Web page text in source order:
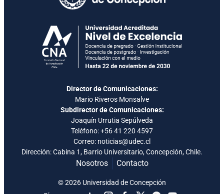
Director de Comunicaciones:
Mario Riveros Monsalve
Subdirector de Comunicaciones:
Joaquín Urrutia Sepúlveda
Teléfono:+56 41 220 4597
Correo: noticias@udec.cl
Dirección: Cabina 1, Barrio Universitario, Concepción, Chile.
Nosotros Contacto
© 2026 Universidad de Concepción